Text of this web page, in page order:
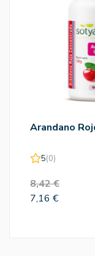
Arandano
5(0)
8,42 €
7,16 €